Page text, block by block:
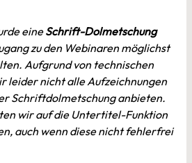
eineSchrift-Dolmetschung
zu den Webinaren möglichst
Aufgrund von technischen
leider nicht alle Aufzeichnungen
Schriftdolmetschung anbieten.
wir auf die Untertitel-Funktion
auch wenn diese nicht fehlerfrei